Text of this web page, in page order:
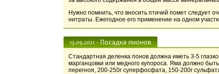
Нужно помнить, что вносить птичий помет следует
нитраты. Ежегодное его применение на одном
Стандартная деленка понов должна иметь 3-5
марганцовки или медного купороса. Яма должно
перегноя, 200-250г суперфосфата, 150-200г